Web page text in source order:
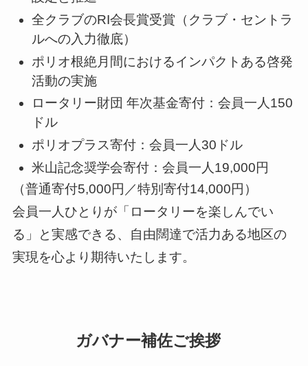
全クラブのRI会長賞受賞（クラブ・セントラ
ルへの入力徹底）
ポリオ根絶月間におけるインパクトある啓発
活動の実施
ロータリー財団 年次基金寄付：会員一人150
ドル
ポリオプラス寄付：会員一人30ドル
米山記念奨学会寄付：会員一人19,000円
（普通寄付5,000円／特別寄付14,000円）
会員一人ひとりが「ロータリーを楽しんでい
る」と実感できる、自由闊達で活力ある地区の
実現を心より期待いたします。
ガバナー補佐ご挨拶